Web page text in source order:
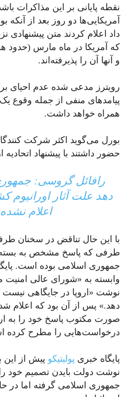
نقطه پایانی بر این مذاکرات
آمریکایی‌ها دو روز بعد از آنکه
داد اعلام کردند متن
که آمریکا در ماه مارس (حدود
و آنها آن را پذیرفته‌اند.
رویترز مدعی شده عدم احیای
پیامدهای منفی از جمله وقوع
همراه خواهد داشت.
بورل می‌گوید اکثر شرکت
حضور داشتند با پیشنهاد اتحادیه
رافائل گروسی:
دهد علت آثار
اعلام
با این حال تناقض در سخنان
طرفی که پاسخ مشخص به بسته
جمهوری اسلامی بوده است.
وابسته به «شورای‌ عالی
نوشت «اروپا در جایگاهی نیست
دهد.» پس از آن بود که اعلام
صورت مکتوب پاسخ خود را به
درخواست‌هایی را مطرح کرده
پایگاه خبری پولیتیکو پیش از این
نوشت دولت بایدن تصمیم خود را
جمهوری اسلامی گرفته اما در